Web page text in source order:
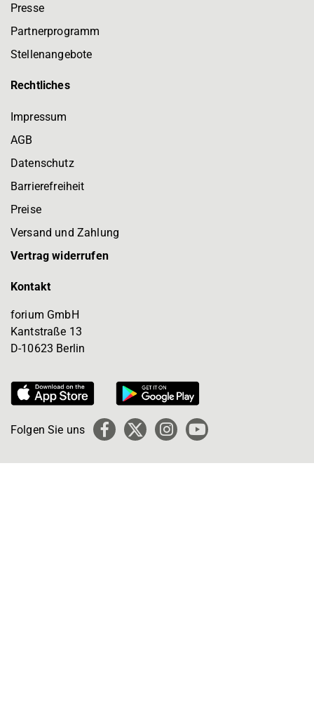
Presse
Partnerprogramm
Stellenangebote
Rechtliches
Impressum
AGB
Datenschutz
Barrierefreiheit
Preise
Versand und Zahlung
Vertrag widerrufen
Kontakt
forium GmbH
Kantstraße 13
D-10623 Berlin
Folgen Sie uns Facebook
X
Instagram